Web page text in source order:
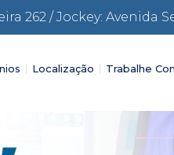
262 / Jockey: Avenida
Localização Trabalhe